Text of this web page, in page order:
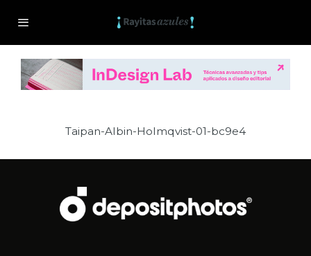
Taipan-Albin-Holmqvist-01-bc9e4